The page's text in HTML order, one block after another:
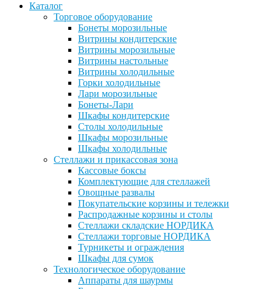
Каталог
Торговое оборудование
Бонеты морозильные
Витрины кондитерские
Витрины морозильные
Витрины настольные
Витрины холодильные
Горки холодильные
Лари морозильные
Бонеты-Лари
Шкафы кондитерские
Столы холодильные
Шкафы морозильные
Шкафы холодильные
Стеллажи и прикассовая зона
Кассовые боксы
Комплектующие для стеллажей
Овощные развалы
Покупательские корзины и тележки
Распродажные корзины и столы
Стеллажи складские НОРДИКА
Стеллажи торговые НОРДИКА
Турникеты и ограждения
Шкафы для сумок
Технологическое оборудование
Аппараты для шаурмы